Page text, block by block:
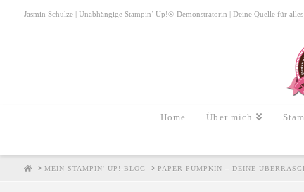
Jasmin Schulze | Unabhängige Stampin’ Up!®-Demonstratorin | Deine Quelle für
Home Über mich
HOMEMEIN STAMPIN' UP!-BLOG PAPER PUMPKIN – DEINE